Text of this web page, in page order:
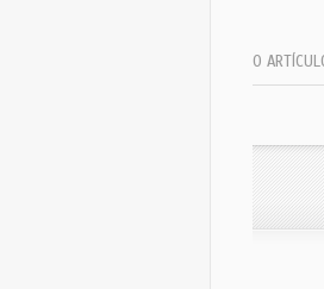
0